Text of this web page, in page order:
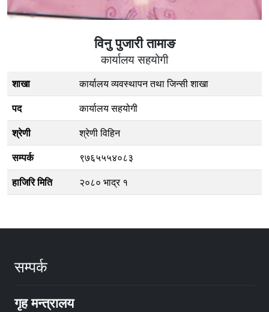
विनु पुजारी तामाङ
कार्यालय सहयोगी
शाखा
कार्यालय व्यवस्थापन तथा जिन्सी शाखा
पद
कार्यालय सहयोगी
श्रेणी
श्रेणी विहिन
सम्पर्क
९७६५५५४०८३
हाजिरि मिति
२०८० भाद्र १
सम्पर्क
गृह मन्त्रालय